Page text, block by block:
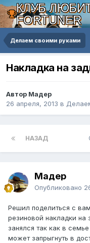
КЛУБ
FORTUNER
Делаем своими руками
Накладка на
Автор Мадер
26 апреля, 2013 в
НАЗАД
Мадер
Опубликовано
Решил поделиться с
резиновой накладки
занялся так как в
может запрыгнуть в